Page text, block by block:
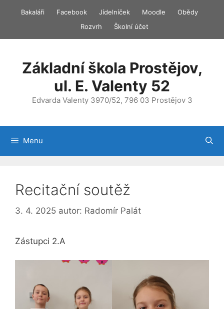
Bakaláři Facebook Jídelníček Moodle
Obědy
Rozvrh
Školní účet
Základní škola Prostějov,
ul. E. Valenty 52
Edvarda Valenty 3970/52, 796 03 Prostějov 3
Menu
Recitační soutěž
3. 4. 2025 autor: Radomír Palát
Zástupci 2.A